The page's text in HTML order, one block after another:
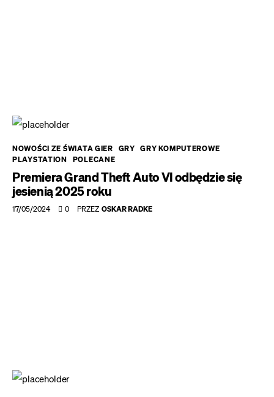
NOWOŚCI ZE ŚWIATA GIER GRY
GRY KOMPUTEROWE
PLAYSTATION
POLECANE
Premiera Grand Theft Auto VI odbędzie się
jesienią 2025 roku
17/05/2024 0 PRZEZ OSKAR RADKE